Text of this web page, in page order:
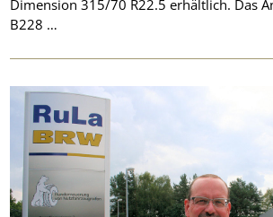
Dimension 315/70 R22.5 erhältlich. Das
B228 …